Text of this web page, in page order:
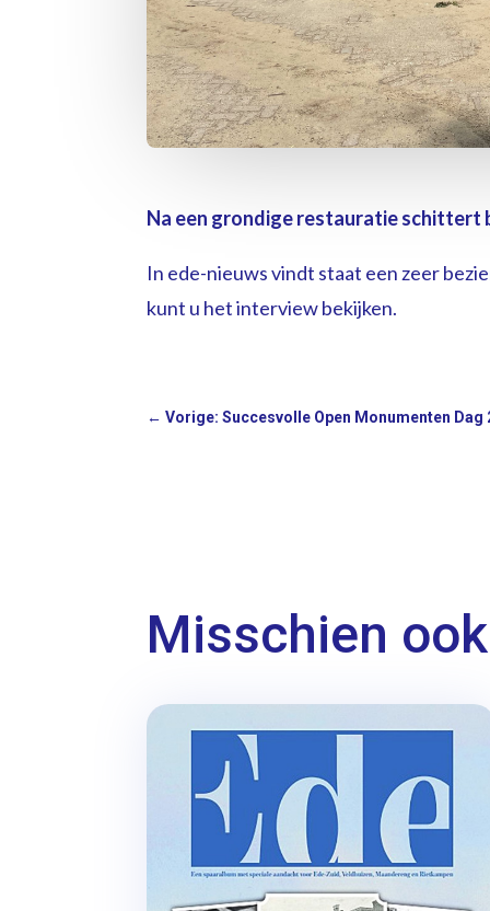
Na een grondige restauratie schittert
In ede-nieuws vindt staat een zeer
kunt u het interview bekijken.
←Vorige: Succesvolle Open Monumenten Dag
Misschien